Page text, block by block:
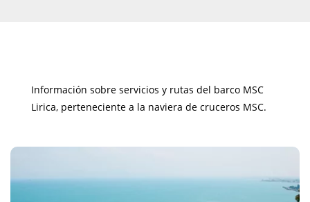
Información sobre servicios y rutas del barco MSC
Lirica, perteneciente a la naviera de cruceros MSC.